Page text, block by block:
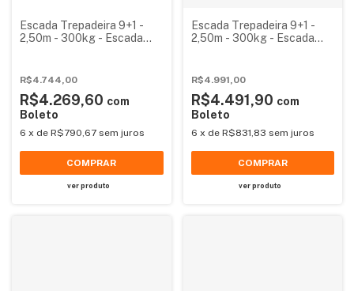
Escada Trepadeira 9+1 -
2,50m - 300kg - Escada
R$4.744,00
R$4.269,60 com
Boleto
6 x de R$790,67 sem juros
COMPRAR
ver produto
Escada Trepadeira 9+1 -
2,50m - 300kg - Escada
R$4.991,00
R$4.491,90 com
Boleto
6 x de R$831,83 sem juros
COMPRAR
ver produto